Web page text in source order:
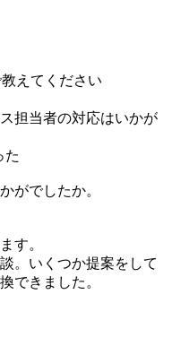
えてください
担当者の対応はいかが
た
がでしたか。
す。
。いくつか提案をして
できました。